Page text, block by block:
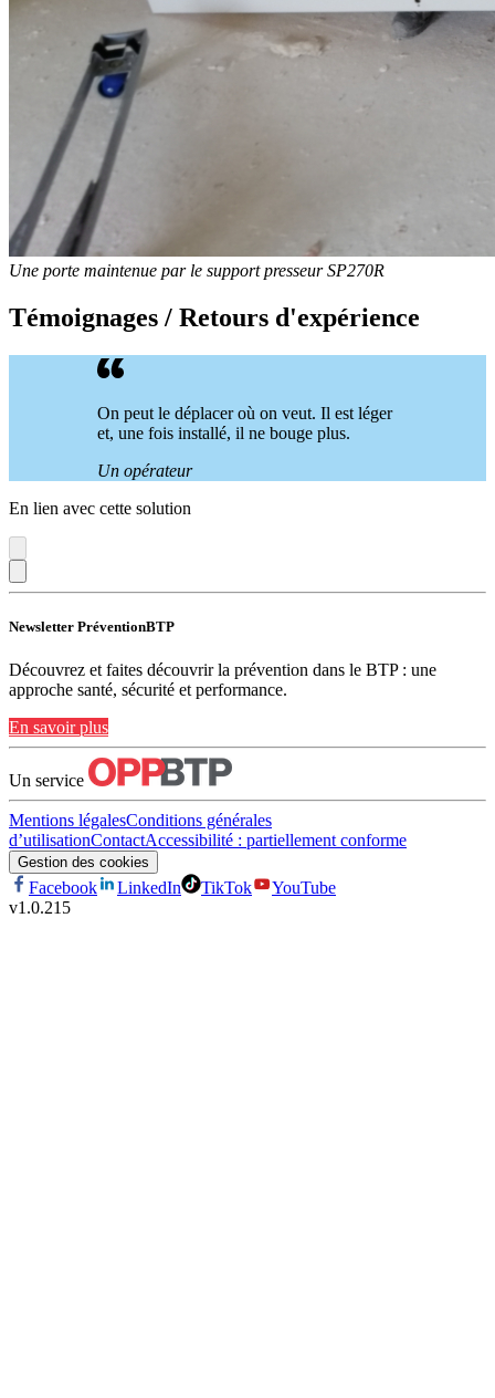
Une porte maintenue par le support presseur SP270R
Témoignages / Retours d'expérience
On peut le déplacer où on veut. Il est léger
et, une fois installé, il ne bouge plus.
Un opérateur
En lien avec cette solution
Newsletter PréventionBTP
Découvrez et faites découvrir la prévention dans le BTP : une
approche santé, sécurité et performance.
En savoir plus
Un service
Mentions légalesConditions générales
d’utilisationContactAccessibilité : partiellement conforme
Gestion des cookies
Facebook LinkedIn TikTok
YouTube
v1.0.215